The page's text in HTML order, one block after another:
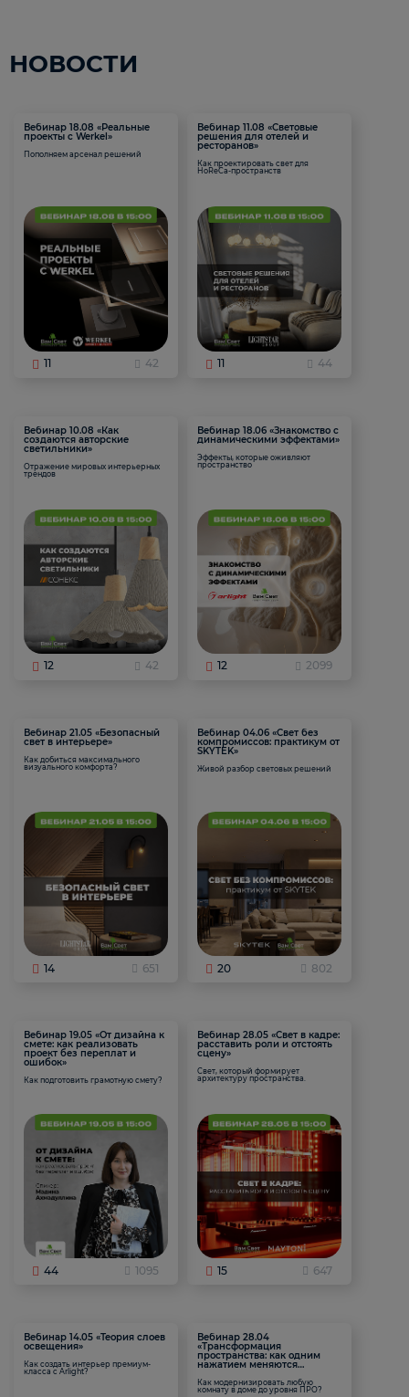
НОВОСТИ
Вебинар 18.08 «Реальные
проекты с Werkel»
Пополняем арсенал решений
11 42
Вебинар 11.08 «Световые
решения для отелей и
ресторанов»
Как проектировать свет для
HoReCa-пространств
11 44
Вебинар 10.08 «Как
создаются авторские
светильники»
Отражение мировых интерьерных
трендов
12 42
Вебинар 18.06 «Знакомство с
динамическими эффектами»
Эффекты, которые оживляют
пространство
12 2099
Вебинар 21.05 «Безопасный
свет в интерьере»
Как добиться максимального
визуального комфорта?
14 651
Вебинар 04.06 «Свет без
компромиссов: практикум от
SKYTEK»
Живой разбор световых решений
20 802
Вебинар 19.05 «От дизайна к
смете: как реализовать
проект без переплат и
ошибок»
Как подготовить грамотную смету?
44 1095
Вебинар 28.05 «Свет в кадре:
расставить роли и отстоять
сцену»
Свет, который формирует
архитектуру пространства.
15 647
Вебинар 14.05 «Теория слоев
освещения»
Как создать интерьер премиум-
класса с Arlight?
Вебинар 28.04
«Трансформация
пространства: как одним
нажатием меняются
Как модернизировать любую
комнату в доме до уровня ПРО?